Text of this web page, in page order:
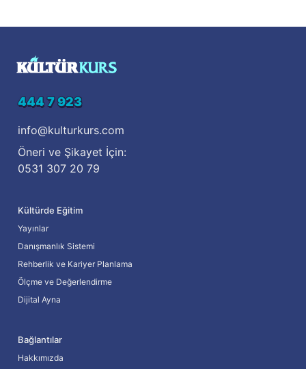
444 7 923
info@kulturkurs.com
Öneri ve Şikayet İçin:
0531 307 20 79
Kültürde Eğitim
Yayınlar
Danışmanlık Sistemi
Rehberlik ve Kariyer Planlama
Ölçme ve Değerlendirme
Dijital Ayna
Bağlantılar
Hakkımızda